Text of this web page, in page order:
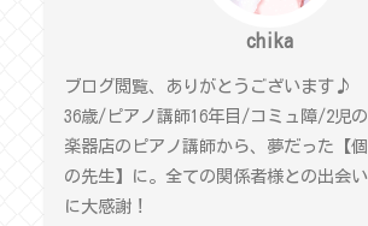
chika
ブログ閲覧、ありがとうございます♪
36歳/ピアノ講師16年目/コミュ障/2児
楽器店のピアノ講師から、夢だった【
の先生】に。全ての関係者様との出会
に大感謝！